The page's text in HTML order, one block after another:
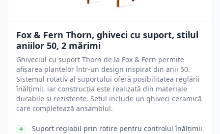
Fox & Fern Thorn, ghiveci cu suport, stilul
aniilor 50, 2 mărimi
Ghiveciul cu suport Thorn de la Fox & Fern permite
afișarea plantelor într-un design inspirat din anii 50.
Sistemul rotativ al suportului oferă posibilitatea reglării
înălțimii, iar construcția este realizată din materiale
durabile și rezistente. Setul include un ghiveci ceramică
care completează ansamblul.
Suport reglabil prin rotire pentru controlul înălțimii